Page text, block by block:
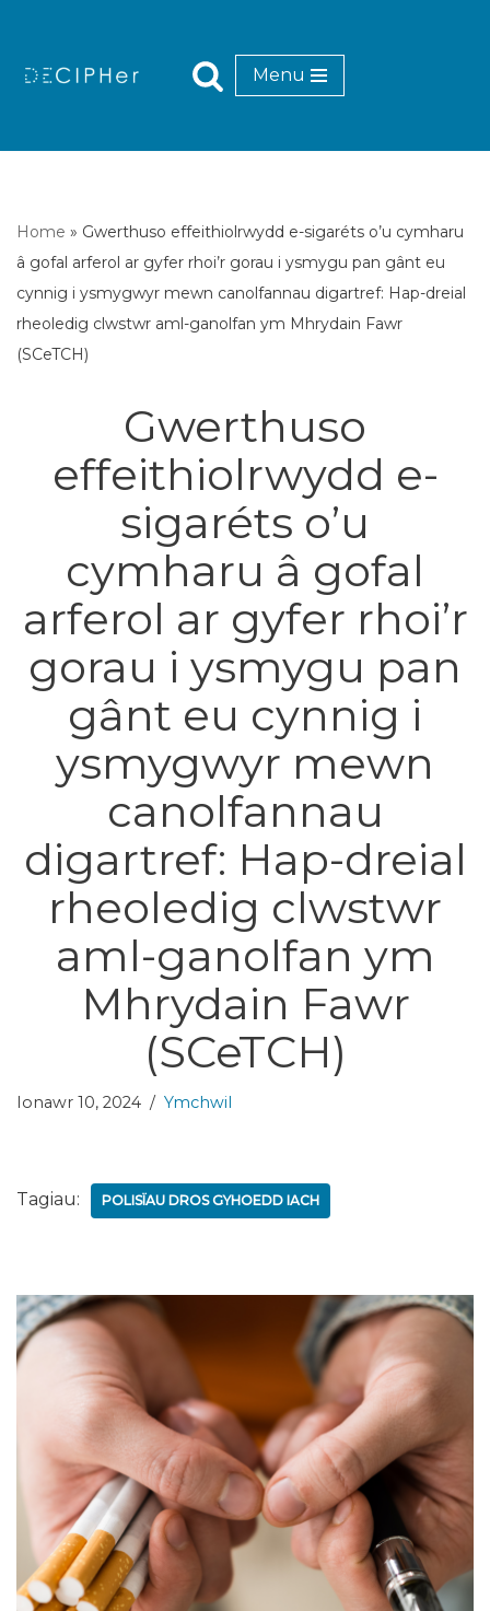
Menu
Home » Gwerthuso effeithiolrwydd e-sigaréts o’u cymharu
â gofal arferol ar gyfer rhoi’r gorau i ysmygu pan gânt eu
cynnig i ysmygwyr mewn canolfannau digartref: Hap-dreial
rheoledig clwstwr aml-ganolfan ym Mhrydain Fawr
(SCeTCH)
Gwerthuso
effeithiolrwydd e-
sigaréts o’u
cymharu â gofal
arferol ar gyfer rhoi’r
gorau i ysmygu pan
gânt eu cynnig i
ysmygwyr mewn
canolfannau
digartref: Hap-dreial
rheoledig clwstwr
aml-ganolfan ym
Mhrydain Fawr
(SCeTCH)
Ionawr 10, 2024 Ymchwil
Tagiau: POLISÏAU DROS GYHOEDD IACH